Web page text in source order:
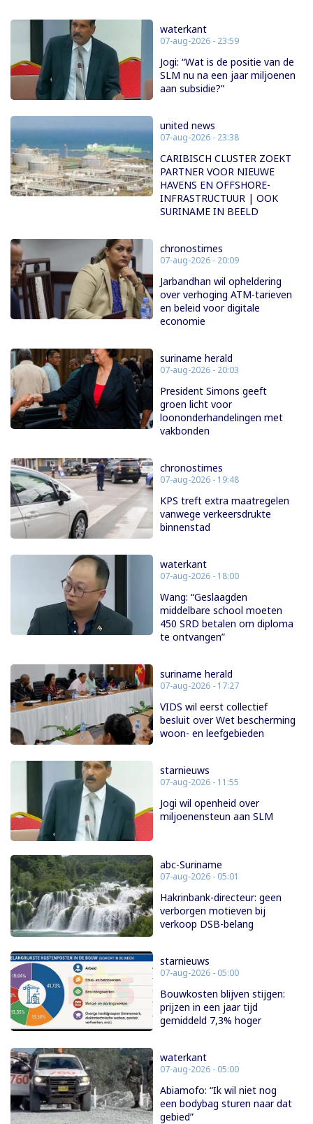
waterkant
07-aug-2026 - 23:59
Jogi: “Wat is de positie van de
SLM nu na een jaar miljoenen
aan subsidie?”
united news
07-aug-2026 - 23:38
CARIBISCH CLUSTER ZOEKT
PARTNER VOOR NIEUWE
HAVENS EN OFFSHORE-
INFRASTRUCTUUR | OOK
SURINAME IN BEELD
chronostimes
07-aug-2026 - 20:09
Jarbandhan wil opheldering
over verhoging ATM-tarieven
en beleid voor digitale
economie
suriname herald
07-aug-2026 - 20:03
President Simons geeft
groen licht voor
loononderhandelingen met
vakbonden
chronostimes
07-aug-2026 - 19:48
KPS treft extra maatregelen
vanwege verkeersdrukte
binnenstad
waterkant
07-aug-2026 - 18:00
Wang: “Geslaagden
middelbare school moeten
450 SRD betalen om diploma
te ontvangen”
suriname herald
07-aug-2026 - 17:27
VIDS wil eerst collectief
besluit over Wet bescherming
woon- en leefgebieden
starnieuws
07-aug-2026 - 11:55
Jogi wil openheid over
miljoenensteun aan SLM
abc-Suriname
07-aug-2026 - 05:01
Hakrinbank-directeur: geen
verborgen motieven bij
verkoop DSB-belang
starnieuws
07-aug-2026 - 05:00
Bouwkosten blijven stijgen:
prijzen in een jaar tijd
gemiddeld 7,3% hoger
waterkant
07-aug-2026 - 05:00
Abiamofo: “Ik wil niet nog
een bodybag sturen naar dat
gebied”